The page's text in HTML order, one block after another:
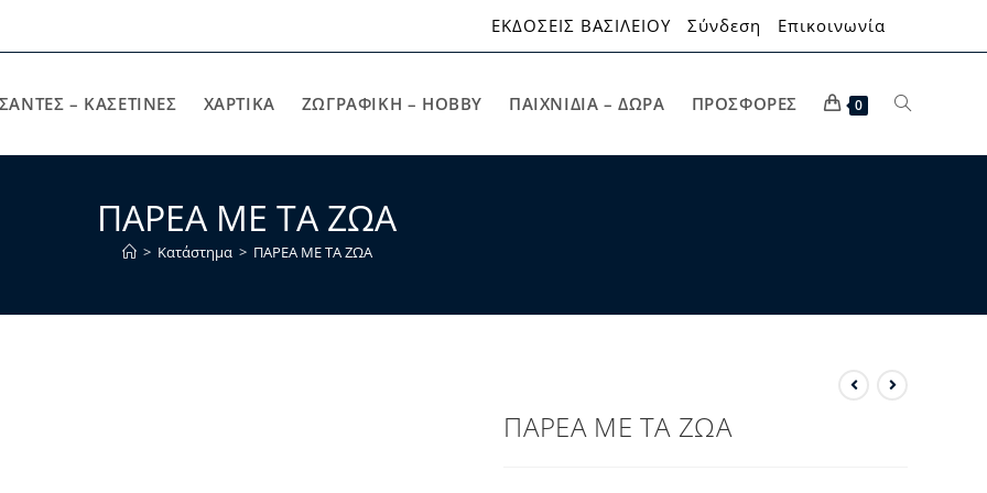
ΕΚΔΟΣΕΙΣ ΒΑΣΙΛΕΙΟΥ Σύνδεση Επικοινωνία
– ΚΑΣΕΤΙΝΕΣ ΧΑΡΤΙΚΆ ΖΩΓΡΑΦΙΚΉ – HOBBY ΠΑΙΧΝΊΔΙΑ – ΔΏΡΑ ΠΡΟΣΦΟΡΈΣ 0
ΠΑΡΕΑ ΜΕ ΤΑ ΖΩΑ
> Κατάστημα > ΠΑΡΕΑ ΜΕ ΤΑ ΖΩΑ
ΠΑΡΕΑ ΜΕ ΤΑ ΖΩΑ